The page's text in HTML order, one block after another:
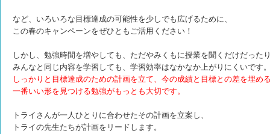
など、いろいろな目標達成の可能性を少しでも広げるために、
この春のキャンペーンをぜひともご活用ください！
しかし、勉強時間を増やしても、ただやみくもに授業を聞くだけだった
みんなと同じ内容を学習しても、学習効率はなかなか上がりにくいです
しっかりと目標達成のための計画を立て、今の成績と目標との差を埋め
一番いい形を見つける勉強がもっとも大切です。
トライさんが一人ひとりに合わせたその計画を立案し、
トライの先生たちが計画をリードします。